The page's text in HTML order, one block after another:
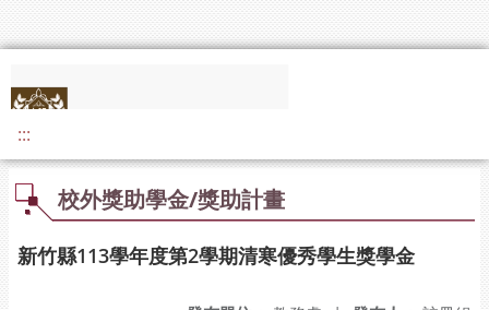
:::
校外獎助學金/獎助計畫
新竹縣113學年度第2學期清寒優秀學生獎學金